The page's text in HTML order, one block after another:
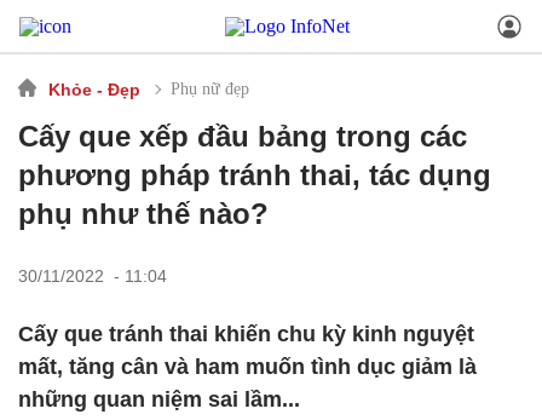
Khỏe - Đẹp Phụ nữ đẹp
Cấy que xếp đầu bảng trong các
phương pháp tránh thai, tác dụng
phụ như thế nào?
30/11/2022 - 11:04
Cấy que tránh thai khiến chu kỳ kinh nguyệt
mất, tăng cân và ham muốn tình dục giảm là
những quan niệm sai lầm...